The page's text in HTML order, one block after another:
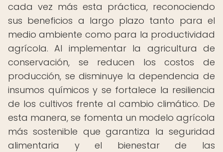
cada vez más esta práctica, reconociendo
sus beneficios a largo plazo tanto para el
medio ambiente como para la productividad
agrícola. Al implementar la agricultura de
conservación, se reducen los costos de
producción, se disminuye la dependencia de
insumos químicos y se fortalece la resiliencia
de los cultivos frente al cambio climático. De
esta manera, se fomenta un modelo agrícola
más sostenible que garantiza la seguridad
alimentaria y el bienestar de las